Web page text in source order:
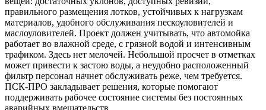
правильного размещения лотков, устойчивых к нагрузкам
материалов, удобного обслуживания пескоуловителей и
маслоуловителей. Проект должен учитывать, что автомойка
работает во влажной среде, с грязной водой и интенсивным
трафиком. Здесь нет мелочей. Небольшой просчет в отметках
может привести к застою воды, а неудобно расположенный
фильтр персонал начнет обслуживать реже, чем требуется.
ПСК-ПРО закладывает решения, которые помогают
поддерживать рабочее состояние системы без постоянных
аварийных вмешательств.